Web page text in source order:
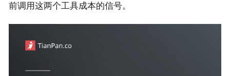
前调用这两个工具成本的信号。